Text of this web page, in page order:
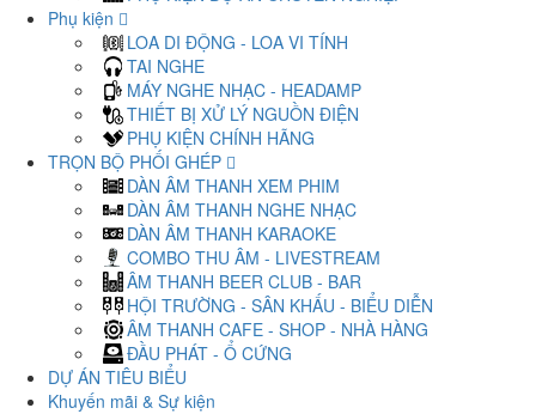
Phụ kiện
LOA DI ĐỘNG - LOA VI TÍNH
TAI NGHE
MÁY NGHE NHẠC - HEADAMP
THIẾT BỊ XỬ LÝ NGUỒN ĐIỆN
PHỤ KIỆN CHÍNH HÃNG
TRỌN BỘ PHỐI GHÉP
DÀN ÂM THANH XEM PHIM
DÀN ÂM THANH NGHE NHẠC
DÀN ÂM THANH KARAOKE
COMBO THU ÂM - LIVESTREAM
ÂM THANH BEER CLUB - BAR
HỘI TRƯỜNG - SÂN KHẤU - BIỂU DIỄN
ÂM THANH CAFE - SHOP - NHÀ HÀNG
ĐẦU PHÁT - Ổ CỨNG
DỰ ÁN TIÊU BIỂU
Khuyến mãi & Sự kiện